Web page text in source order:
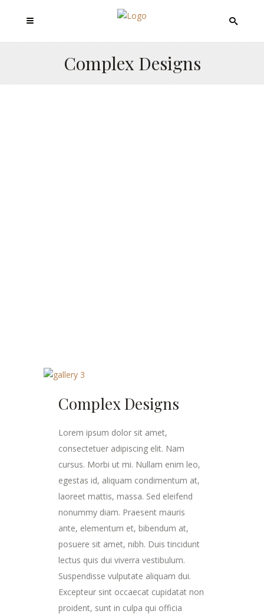
Complex Designs
Complex Designs
Lorem ipsum dolor sit amet,
consectetuer adipiscing elit. Nam
cursus. Morbi ut mi. Nullam enim leo,
egestas id, aliquam condimentum at,
laoreet mattis, massa. Sed eleifend
nonummy diam. Praesent mauris
ante, elementum et, bibendum at,
posuere sit amet, nibh. Duis tincidunt
lectus quis dui viverra vestibulum.
Suspendisse vulputate aliquam dui.
Excepteur sint occaecat cupidatat non
proident, sunt in culpa qui officia